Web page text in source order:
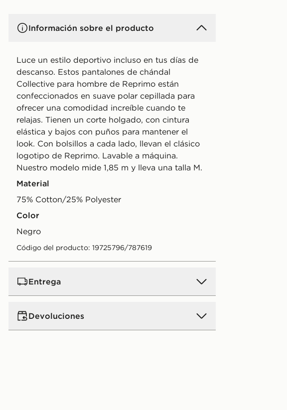
Información sobre el producto
Luce un estilo deportivo incluso en tus días de
descanso. Estos pantalones de chándal
Collective para hombre de Reprimo están
confeccionados en suave polar cepillada para
ofrecer una comodidad increíble cuando te
relajas. Tienen un corte holgado, con cintura
elástica y bajos con puños para mantener el
look. Con bolsillos a cada lado, llevan el clásico
logotipo de Reprimo. Lavable a máquina.
Nuestro modelo mide 1,85 m y lleva una talla M.
Material
75% Cotton/25% Polyester
Color
negro
Código del producto: 19725796/787619
Entrega
Devoluciones